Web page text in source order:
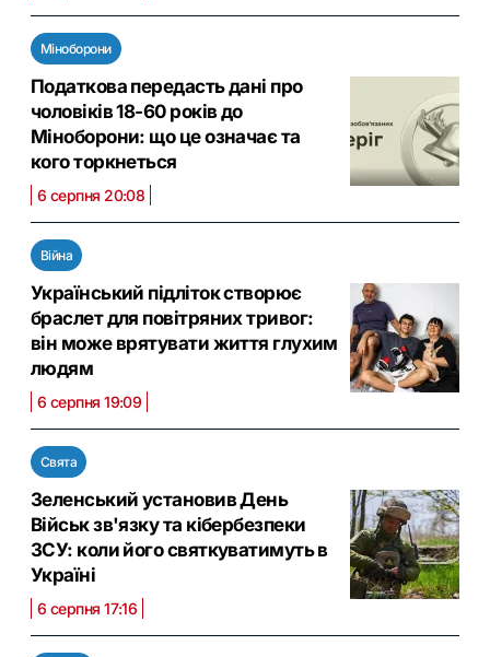
Міноборони
Податкова передасть дані про
чоловіків 18-60 років до
Міноборони: що це означає та
кого торкнеться
6 серпня 20:08
Війна
Український підліток створює
браслет для повітряних тривог:
він може врятувати життя глухим
людям
6 серпня 19:09
Свята
Зеленський установив День
Військ зв'язку та кібербезпеки
ЗСУ: коли його святкуватимуть в
Україні
6 серпня 17:16